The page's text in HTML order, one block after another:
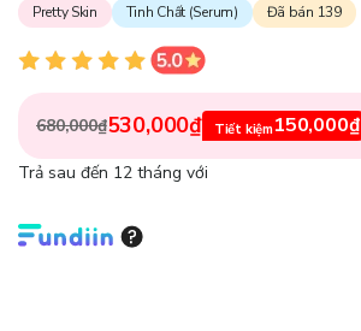
Pretty Skin Tinh Chất (Serum) Đã bán 139
680,000₫530,000₫ Tiết kiệm150,000₫
Trả sau đến 12 tháng với